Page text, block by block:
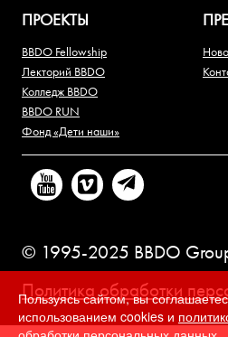
ПРОЕКТЫ
BBDO Fellowship
Лекторий BBDO
Колледж BBDO
BBDO RUN
Фонд «Дети наши»
© 1995-2025 BBDO
Политика обработки
Пользуясь сайтом, вы
использованием cookies и